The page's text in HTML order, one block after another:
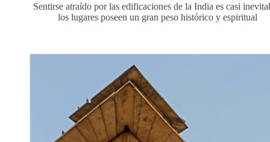
Sentirse atraído por las edificaciones de la India es casi
los lugares poseen un gran peso histórico y espiritual